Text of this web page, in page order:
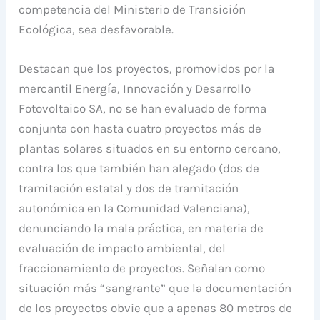
competencia del Ministerio de Transición
Ecológica, sea desfavorable.
Destacan que los proyectos, promovidos por la
mercantil Energía, Innovación y Desarrollo
Fotovoltaico SA, no se han evaluado de forma
conjunta con hasta cuatro proyectos más de
plantas solares situados en su entorno cercano,
contra los que también han alegado (dos de
tramitación estatal y dos de tramitación
autonómica en la Comunidad Valenciana),
denunciando la mala práctica, en materia de
evaluación de impacto ambiental, del
fraccionamiento de proyectos. Señalan como
situación más “sangrante” que la documentación
de los proyectos obvie que a apenas 80 metros de